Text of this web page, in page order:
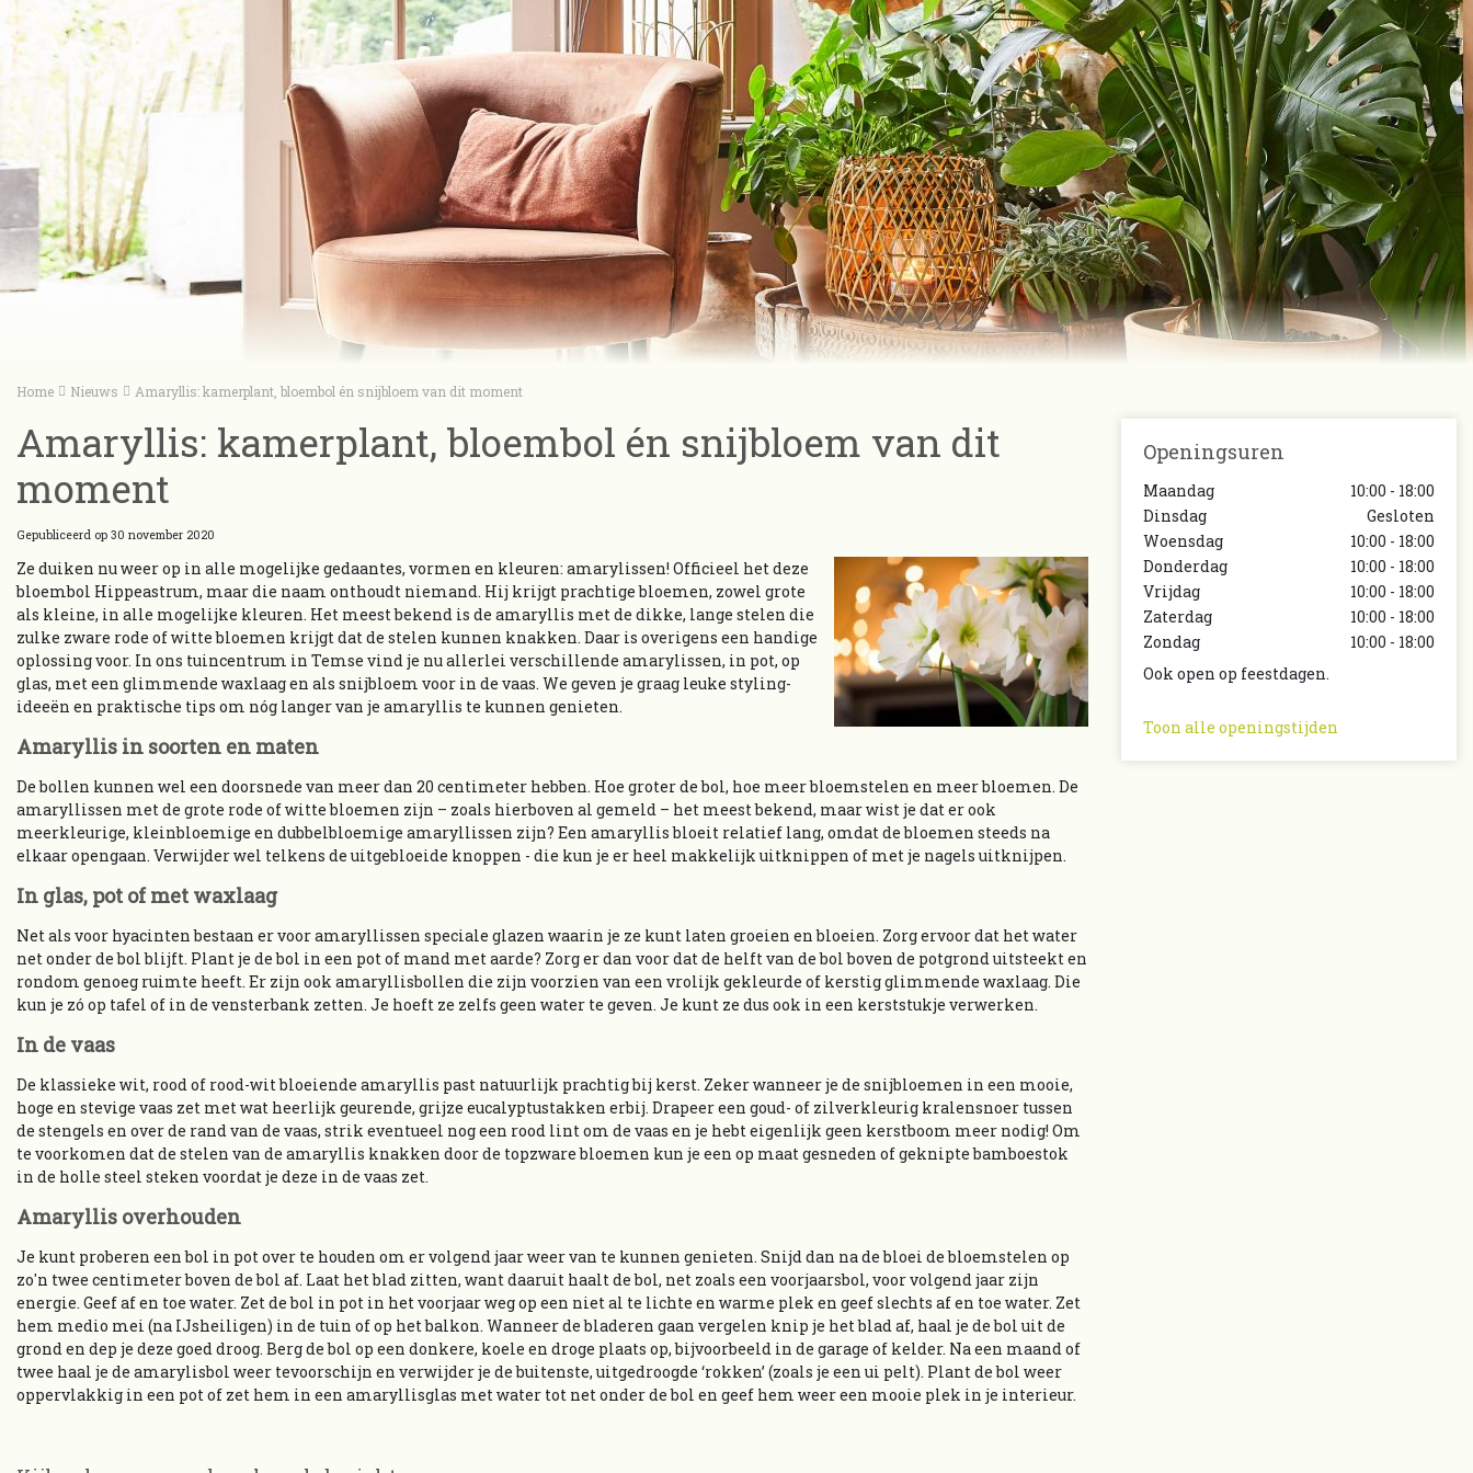
Home Nieuws Amaryllis: kamerplant, bloembol én snijbloem van dit moment
Amaryllis: kamerplant, bloembol én snijbloem van dit
moment
Gepubliceerd op 30 november 2020
Ze duiken nu weer op in alle mogelijke gedaantes, vormen en kleuren: amarylissen! Officieel het deze
bloembol Hippeastrum, maar die naam onthoudt niemand. Hij krijgt prachtige bloemen, zowel grote
als kleine, in alle mogelijke kleuren. Het meest bekend is de amaryllis met de dikke, lange stelen die
zulke zware rode of witte bloemen krijgt dat de stelen kunnen knakken. Daar is overigens een handige
oplossing voor. In ons tuincentrum in Temse vind je nu allerlei verschillende amarylissen, in pot, op
glas, met een glimmende waxlaag en als snijbloem voor in de vaas. We geven je graag leuke styling-
ideeën en praktische tips om nóg langer van je amaryllis te kunnen genieten.
Amaryllis in soorten en maten
De bollen kunnen wel een doorsnede van meer dan 20 centimeter hebben. Hoe groter de bol, hoe meer bloemstelen en meer bloemen. De
amaryllissen met de grote rode of witte bloemen zijn – zoals hierboven al gemeld – het meest bekend, maar wist je dat er ook
meerkleurige, kleinbloemige en dubbelbloemige amaryllissen zijn? Een amaryllis bloeit relatief lang, omdat de bloemen steeds na
elkaar opengaan. Verwijder wel telkens de uitgebloeide knoppen - die kun je er heel makkelijk uitknippen of met je nagels uitknijpen.
In glas, pot of met waxlaag
Net als voor hyacinten bestaan er voor amaryllissen speciale glazen waarin je ze kunt laten groeien en bloeien. Zorg ervoor dat het water
net onder de bol blijft. Plant je de bol in een pot of mand met aarde? Zorg er dan voor dat de helft van de bol boven de potgrond uitsteekt en
rondom genoeg ruimte heeft. Er zijn ook amaryllisbollen die zijn voorzien van een vrolijk gekleurde of kerstig glimmende waxlaag. Die
kun je zó op tafel of in de vensterbank zetten. Je hoeft ze zelfs geen water te geven. Je kunt ze dus ook in een kerststukje verwerken.
In de vaas
De klassieke wit, rood of rood-wit bloeiende amaryllis past natuurlijk prachtig bij kerst. Zeker wanneer je de snijbloemen in een mooie,
hoge en stevige vaas zet met wat heerlijk geurende, grijze eucalyptustakken erbij. Drapeer een goud- of zilverkleurig kralensnoer tussen
de stengels en over de rand van de vaas, strik eventueel nog een rood lint om de vaas en je hebt eigenlijk geen kerstboom meer nodig! Om
te voorkomen dat de stelen van de amaryllis knakken door de topzware bloemen kun je een op maat gesneden of geknipte bamboestok
in de holle steel steken voordat je deze in de vaas zet.
Amaryllis overhouden
Je kunt proberen een bol in pot over te houden om er volgend jaar weer van te kunnen genieten. Snijd dan na de bloei de bloemstelen op
zo'n twee centimeter boven de bol af. Laat het blad zitten, want daaruit haalt de bol, net zoals een voorjaarsbol, voor volgend jaar zijn
energie. Geef af en toe water. Zet de bol in pot in het voorjaar weg op een niet al te lichte en warme plek en geef slechts af en toe water. Zet
hem medio mei (na IJsheiligen) in de tuin of op het balkon. Wanneer de bladeren gaan vergelen knip je het blad af, haal je de bol uit de
grond en dep je deze goed droog. Berg de bol op een donkere, koele en droge plaats op, bijvoorbeeld in de garage of kelder. Na een maand of
twee haal je de amarylisbol weer tevoorschijn en verwijder je de buitenste, uitgedroogde ‘rokken’ (zoals je een ui pelt). Plant de bol weer
oppervlakkig in een pot of zet hem in een amaryllisglas met water tot net onder de bol en geef hem weer een mooie plek in je interieur.
Openingsuren
Maandag
10:00 - 18:00
Dinsdag
Gesloten
Woensdag
10:00 - 18:00
Donderdag
10:00 - 18:00
Vrijdag
10:00 - 18:00
Zaterdag
10:00 - 18:00
Zondag
10:00 - 18:00
Ook open op feestdagen.
Toon alle openingstijden